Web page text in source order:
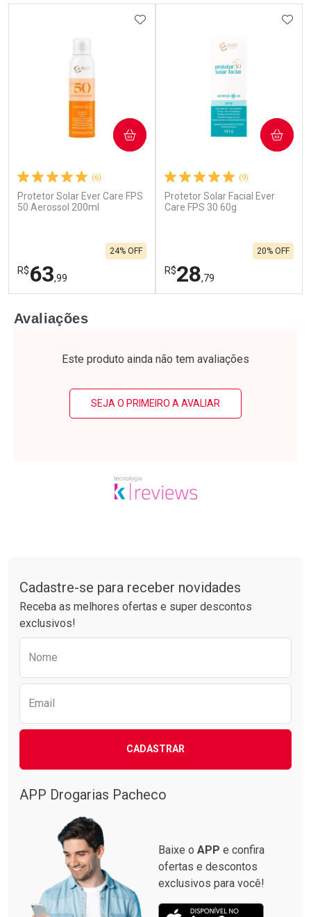
(6)
Protetor Solar Ever Care FPS
50 Aerossol 200ml
R$63,99
24% OFF
ADICIONAR AOS FAVORITOS
COMPRAR
Laboratório
Por R$ 63,99/cada
Por Menos
(9)
Protetor Solar Facial Ever
Care FPS 30 60g
R$28,79
20% OFF
COMPRAR
Laboratório
Por R$ 28,79/cada
Por Menos
Avaliações
Este produto ainda não tem avaliações
SEJA O PRIMEIRO A AVALIAR
Cadastre-se para receber novidades
Receba as melhores ofertas e super descontos
exclusivos!
Nome
Email
CADASTRAR
APP Drogarias Pacheco
Baixe o APP e confira
ofertas e descontos
exclusivos para você!